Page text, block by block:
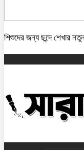
শিশুদের জন্য ছন্দে শেখার